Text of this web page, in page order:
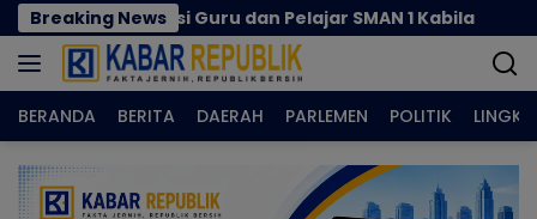
Langsung
ke
konten
Breaking News
Guru dan Pelajar SMAN 1 Kabila Rizal Agu
BERANDA BERITA DAERAH PARLEMEN POLITIK